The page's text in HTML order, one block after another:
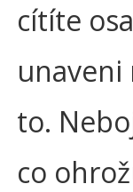
cítíte
unaveni
to.
co